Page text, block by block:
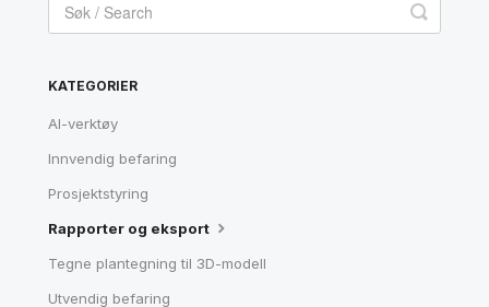
KATEGORIER
AI-verktøy
Innvendig befaring
Prosjektstyring
Rapporter og eksport
Tegne plantegning til 3D-modell
Utvendig befaring